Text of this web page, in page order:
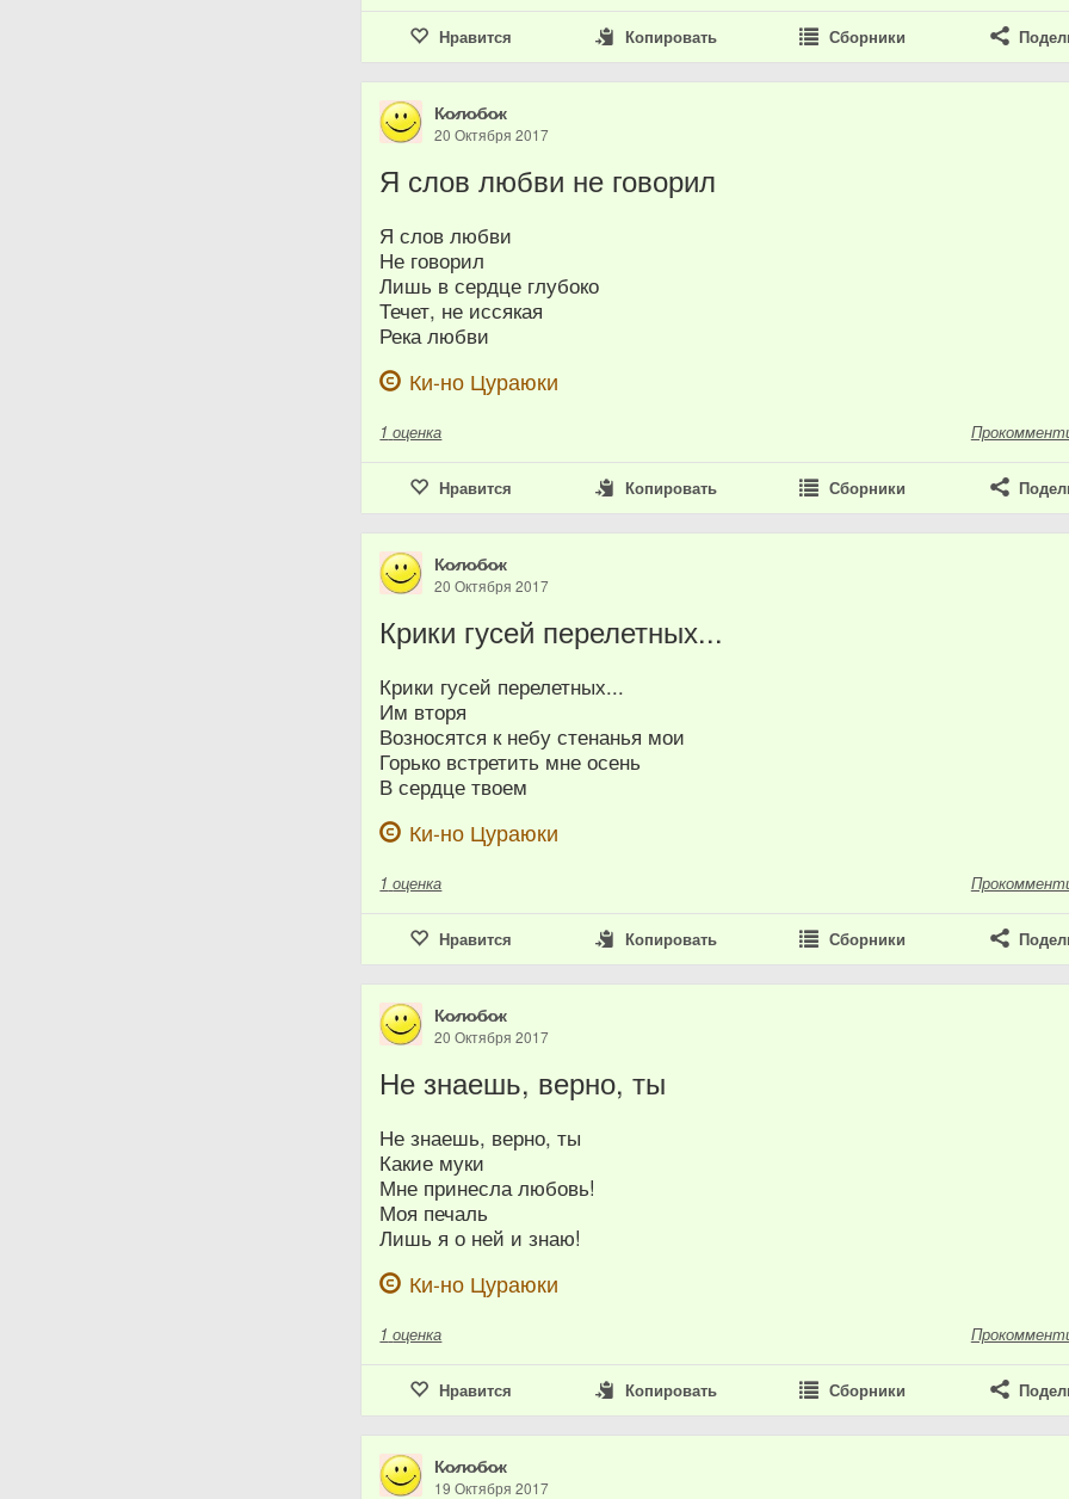
Нравится Копировать Сборники
К̷о̷л̷о̷б̷о̷к
20 Октября 2017
Я слов любви не говорил
Я слов любви
Не говорил
Лишь в сердце глубоко
Течет, не иссякая
Река любви
Ки-но Цураюки
1 оценка
Нравится Копировать Сборники
К̷о̷л̷о̷б̷о̷к
20 Октября 2017
Крики гусей перелетных...
Крики гусей перелетных...
Им вторя
Возносятся к небу стенанья мои
Горько встретить мне осень
В сердце твоем
Ки-но Цураюки
1 оценка
Нравится Копировать Сборники
К̷о̷л̷о̷б̷о̷к
20 Октября 2017
Не знаешь, верно, ты
Не знаешь, верно, ты
Какие муки
Мне принесла любовь!
Моя печаль
Лишь я о ней и знаю!
Ки-но Цураюки
1 оценка
Нравится Копировать Сборники
К̷о̷л̷о̷б̷о̷к
19 Октября 2017